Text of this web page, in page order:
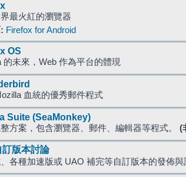
最火紅的瀏覽器
Firefox for Android
OS
的未來，Web 作為平台的體現
血統的優秀郵件程式
Suite (SeaMonkey)
整方案，包含瀏覽器、郵件、編輯器等程式。 (
訂版本討論
各種加速版或 UAO 補完等自訂版本的發佈與